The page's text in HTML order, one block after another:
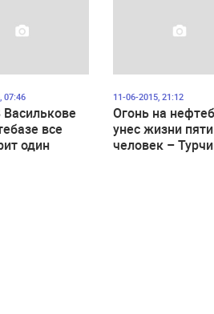
07:46
все
один
11-06-2015, 21:12
Огонь на
унес жизни пяти
человек –